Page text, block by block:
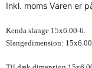
Inkl. moms Varen er
Kenda slange 15x6.00-6.
Slangedimension: